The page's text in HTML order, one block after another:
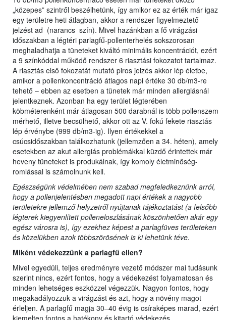
„közepes” szintről beszélhetünk, így amikor ez az érték már igaz
egy területre heti átlagban, akkor a rendszer figyelmeztető
jelzést ad (narancs szín). Mivel hazánkban a fő virágzási
időszakban a légtéri parlagfű-pollenterhelés sokszorosan
meghaladhatja a tüneteket kiváltó minimális koncentrációt, ezért
a 9 színkóddal működő rendszer 6 riasztási fokozatot tartalmaz.
A riasztás első fokozatát mutató piros jelzés akkor lép életbe,
amikor a pollenkoncentráció átlagos napi értéke 30 db/m3-re
tehető – ebben az esetben a tünetek már minden allergiásnál
jelentkeznek. Azonban ha egy terület légterében
köbméterenként már átlagosan 500 darabnál is több pollenszem
mérhető, illetve becsülhető, akkor ott az V. fokú fekete riasztás
lép érvénybe (999 db/m3-ig). Ilyen értékekkel a
csúcsidőszakban találkozhatunk (jellemzően a 34. héten), amely
esetekben az akut allergiás problémákkal küzdő érintettek már
heveny tüneteket is produkálnak, így komoly életminőség-
romlással is számolnunk kell.
Egészségünk védelmében nem szabad megfeledkeznünk arról,
hogy a pollenjelentésben megadott napi értékek a nagyobb
területekre jellemző helyzetről nyújtanak tájékoztatást (a felsőbb
légterek kiegyenlített polleneloszlásának köszönhetően akár egy
egész városra is), így ezekhez képest a parlagfüves területeken
és közelükben azok többszörösének is ki lehetünk téve.
Miként védekezzünk a parlagfű ellen?
Mivel egyedüli, teljes eredményre vezető módszer mai tudásunk
szerint nincs, ezért fontos, hogy a védekezést folyamatosan és
minden lehetséges eszközzel végezzük. Nagyon fontos, hogy
megakadályozzuk a virágzást és azt, hogy a növény magot
érleljen. A parlagfű magja 30–40 évig is csíraképes marad, ezért